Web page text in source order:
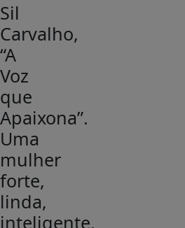
Sil
Carvalho,
“A
Voz
que
Apaixona”.
Uma
mulher
forte,
linda,
inteligente,